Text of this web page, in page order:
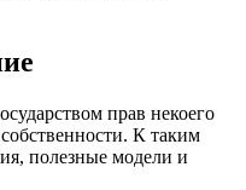
прав некоего
К таким
полезные модели и